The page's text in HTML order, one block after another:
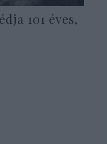
101 éves,